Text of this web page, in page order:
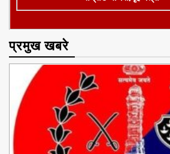
प्रमुख खबरे